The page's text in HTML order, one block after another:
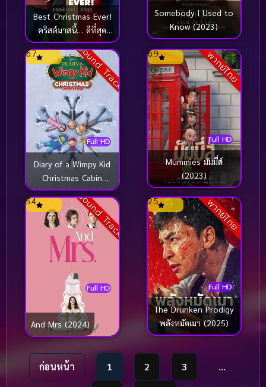
Best Christmas Ever!
คริสต์มาสนี้… ดีที่สุด
(2023)
Somebody I Used to
Know (2023)
Sound Track
Full HD
6.7
Diary of a Wimpy Kid
Christmas Cabin
Fever (2023)
พากย์ไทย
Full HD
6.9
Mummies มัมมี่ส์
(2023)
Sound Track
Full HD
5.4
And Mrs (2024)
พากย์ไทย
Full HD
2.5
The Drunken Prodigy
พลังหมัดเมา (2025)
ก่อนหน้า 1 2 3 …